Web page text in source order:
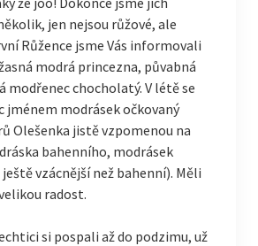
jen nejsou růžové, ale
Růžence jsme Vás informovali
modrá princezna, půvabná
modřenec chocholatý. V létě se
jménem modrásek očkovaný
Olešenka jistě vzpomenou na
bahenního, modrásek
vzácnější než bahenní). Měli
radost.
si pospali až do podzimu, už